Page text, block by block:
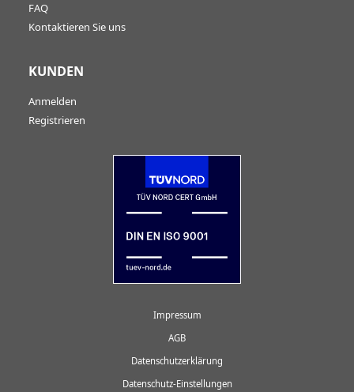
FAQ
Kontaktieren Sie uns
KUNDEN
Anmelden
Registrieren
Impressum
AGB
Datenschutzerklärung
Datenschutz-Einstellungen